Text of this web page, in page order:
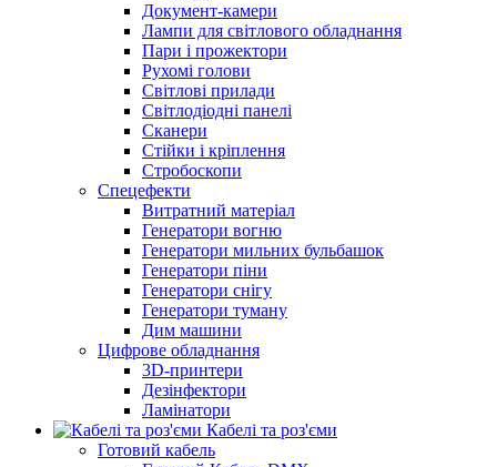
Документ-камери
Лампи для світлового обладнання
Пари і прожектори
Рухомі голови
Світлові прилади
Світлодіодні панелі
Сканери
Стійки і кріплення
Стробоскопи
Спецефекти
Витратний матеріал
Генератори вогню
Генератори мильних бульбашок
Генератори піни
Генератори снігу
Генератори туману
Дим машини
Цифрове обладнання
3D-принтери
Дезінфектори
Ламінатори
Кабелі та роз'єми
Готовий кабель